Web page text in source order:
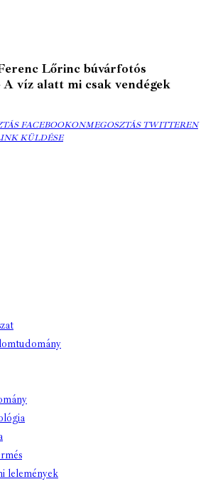
Lőrinc búvárfotós
víz alatt mi csak vendégek
FACEBOOKONMEGOSZTÁS
MEGOSZTÁS TWITTEREN
KÜLDÉSE
lelemények